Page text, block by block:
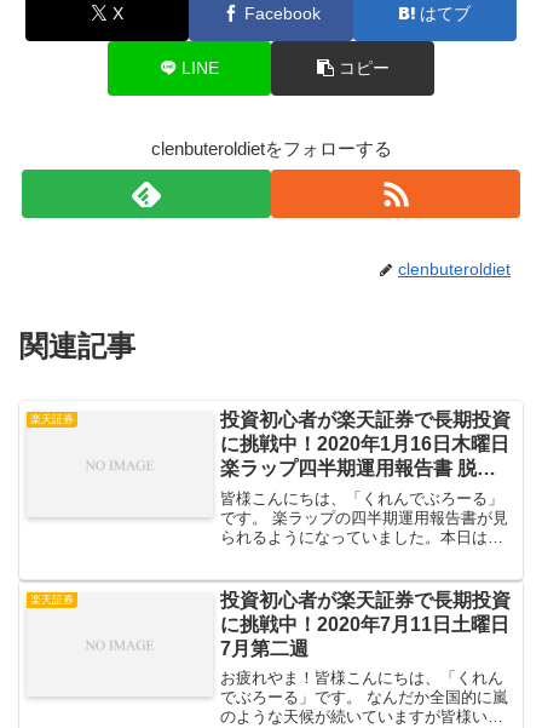
X Facebook はてブ
LINE コピー
clenbuteroldietをフォローする
clenbuteroldiet
関連記事
楽天証券
投資初心者が楽天証券で長期投資
に挑戦中！2020年1月16日木曜日
楽ラップ四半期運用報告書 脱痛
み止めカウント32日
皆様こんにちは、「くれんでぶろーる」
です。 楽ラップの四半期運用報告書が見
られるようになっていました。本日は手
せしようと思います※全て載せるとペー
ジ数が結構あるのでサラ...
楽天証券
投資初心者が楽天証券で長期投資
に挑戦中！2020年7月11日土曜日
7月第二週
お疲れやま！皆様こんにちは、「くれん
でぶろーる」です。 なんだか全国的に嵐
のような天候が続いていますが皆様いか